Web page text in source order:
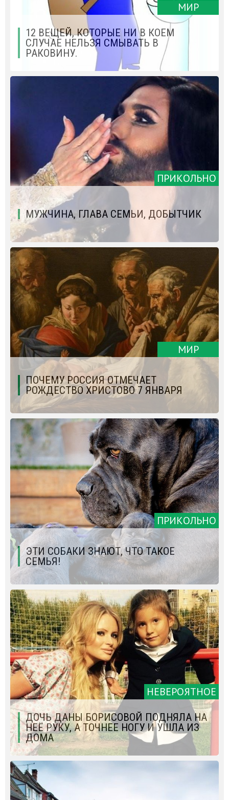
МИР
12 ВЕЩЕЙ, КОТОРЫЕ НИ В КОЕМ
СЛУЧАЕ НЕЛЬЗЯ СМЫВАТЬ В
РАКОВИНУ.
ПРИКОЛЬНО
МУЖЧИНА, ГЛАВА СЕМЬИ, ДОБЫТЧИК
МИР
ПОЧЕМУ РОССИЯ ОТМЕЧАЕТ
РОЖДЕСТВО ХРИСТОВО 7 ЯНВАРЯ
ПРИКОЛЬНО
ЭТИ СОБАКИ ЗНАЮТ, ЧТО ТАКОЕ
СЕМЬЯ!
НЕВЕРОЯТНОЕ
ДОЧЬ ДАНЫ БОРИСОВОЙ ПОДНЯЛА НА
НЕЁ РУКУ, А ТОЧНЕЕ НОГУ И УШЛА ИЗ
ДОМА